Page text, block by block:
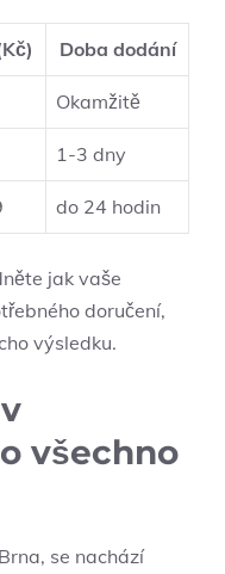
Doba dodání
Okamžitě
1-3 dny
do 24 hodin
jak vaše
doručení,
výsledku.
všechno
se nachází